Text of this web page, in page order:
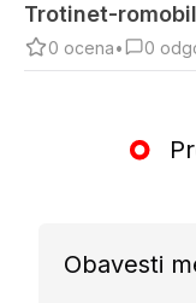
Trotinet-
0 ocena• 0
Obavesti